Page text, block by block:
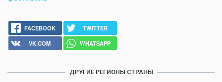
FACEBOOK
TWITTER
VK.COM
WHATSAPP
ДРУГИЕ РЕГИОНЫ СТРАНЫ